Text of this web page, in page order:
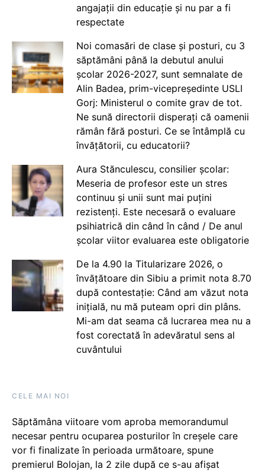
angajații din educație și nu par a fi
respectate
Noi comasări de clase și posturi, cu 3
săptămâni până la debutul anului
școlar 2026-2027, sunt semnalate de
Alin Badea, prim-vicepreședinte USLI
Gorj: Ministerul o comite grav de tot.
Ne sună directorii disperați că oamenii
rămân fără posturi. Ce se întâmplă cu
învățătorii, cu educatorii?
Aura Stănculescu, consilier școlar:
Meseria de profesor este un stres
continuu și unii sunt mai puțini
rezistenți. Este necesară o evaluare
psihiatrică din când în când / De anul
școlar viitor evaluarea este obligatorie
De la 4.90 la Titularizare 2026, o
învățătoare din Sibiu a primit nota 8.70
după contestație: Când am văzut nota
inițială, nu mă puteam opri din plâns.
Mi-am dat seama că lucrarea mea nu a
fost corectată în adevăratul sens al
cuvântului
CELE MAI NOI
Săptămâna viitoare vom aproba memorandumul
necesar pentru ocuparea posturilor în creșele care
vor fi finalizate în perioada următoare, spune
premierul Bolojan, la 2 zile după ce s-au afișat